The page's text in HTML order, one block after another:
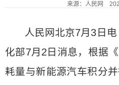
来源：人民网
人民网北京7月3日
化部7月2日消息，根据
耗量与新能源汽车积分